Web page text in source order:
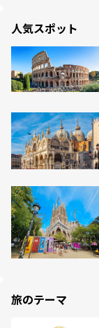
人気スポット
旅のテーマ